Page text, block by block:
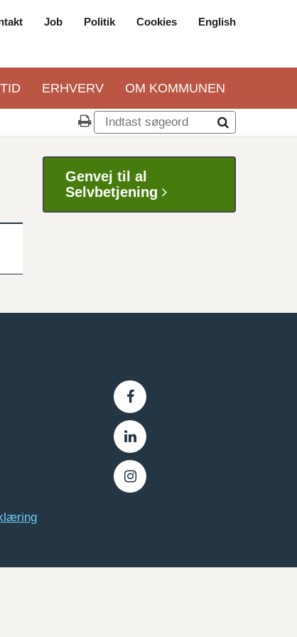
Job Politik Cookies English
ERHVERV OM KOMMUNEN
Genvej til al
Selvbetjening